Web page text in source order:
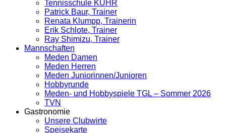
Tennisschule KUHR
Patrick Baur, Trainer
Renata Klumpp, Trainerin
Erik Schlote, Trainer
Ray Shimizu, Trainer
Mannschaften
Meden Damen
Meden Herren
Meden Juniorinnen/Junioren
Hobbyrunde
Meden- und Hobbyspiele TGL – Sommer 2026
TVN
Gastronomie
Unsere Clubwirte
Speisekarte